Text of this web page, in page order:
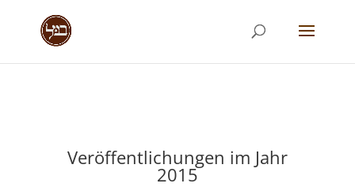
Veröffentlichungen im Jahr
2015